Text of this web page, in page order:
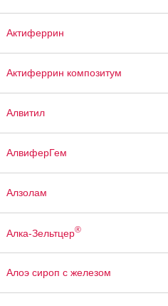
Актиферрин
Актиферрин композитум
Алвитил
АлвиферГем
Алзолам
Алка-Зельтцер®
Алоэ сироп с железом